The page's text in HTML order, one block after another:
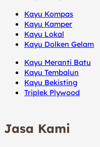
Kayu Kompas
Kayu Kamper
Kayu Lokal
Kayu Dolken Gelam
Kayu Meranti Batu
Kayu Tembalun
Kayu Bekisting
Triplek Plywood
Jasa Kami